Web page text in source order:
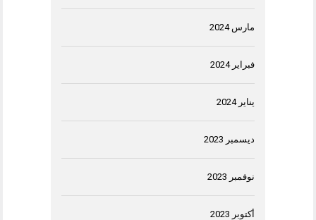
مارس 2024
فبراير 2024
يناير 2024
ديسمبر 2023
نوفمبر 2023
أكتوبر 2023